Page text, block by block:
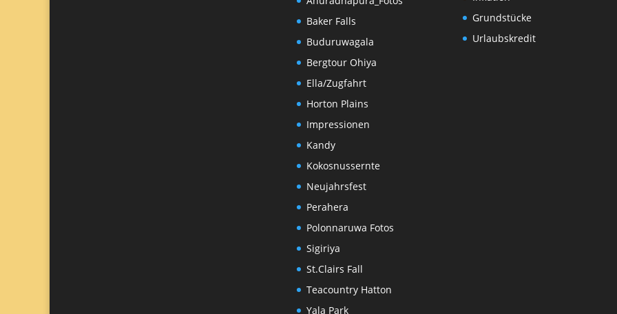
Baker Falls
Buduruwagala
Bergtour Ohiya
Ella/Zugfahrt
Horton Plains
Impressionen
Kandy
Kokosnussernte
Neujahrsfest
Perahera
Polonnaruwa Fotos
Sigiriya
St.Clairs Fall
Teacountry Hatton
Yala Park
Grundstücke
Urlaubskredit